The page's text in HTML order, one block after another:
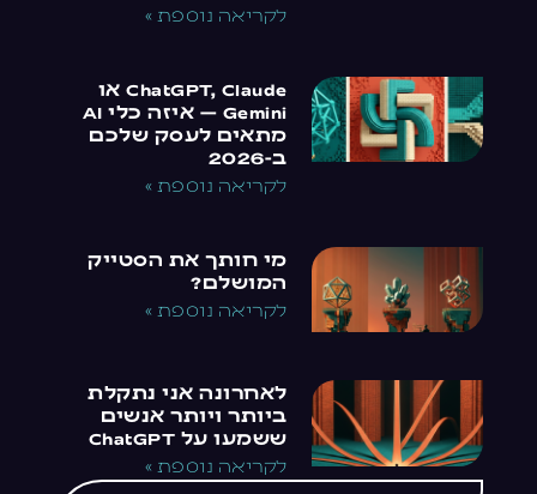
לקריאה נוספת »
ChatGPT, Claude או
Gemini — איזה כלי AI
מתאים לעסק שלכם
ב-2026
לקריאה נוספת »
מי חותך את הסטייק
המושלם?
לקריאה נוספת »
לאחרונה אני נתקלת
ביותר ויותר אנשים
ששמעו על ChatGPT
לקריאה נוספת »